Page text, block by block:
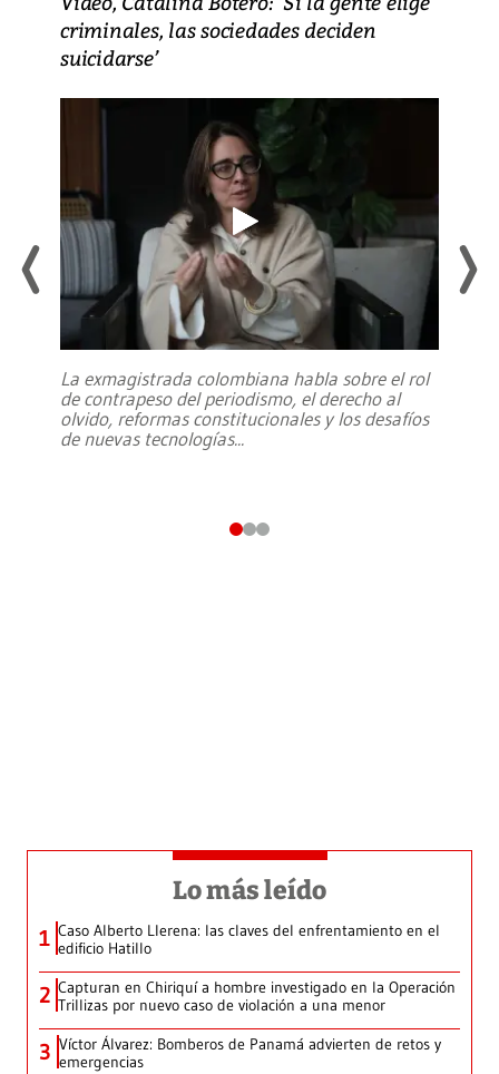
criminales, las sociedades deciden
suicidarse’
La exmagistrada colombiana habla sobre el rol
de contrapeso del periodismo, el derecho al
olvido, reformas constitucionales y los desafíos
de nuevas tecnologías...
Lo más leído
1 Caso Alberto Llerena: las claves del enfrentamiento en el
edificio Hatillo
2 Capturan en Chiriquí a hombre investigado en la Operación
Trillizas por nuevo caso de violación a una menor
3 Víctor Álvarez: Bomberos de Panamá advierten de retos y
emergencias